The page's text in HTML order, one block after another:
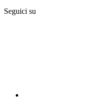
Seguici su